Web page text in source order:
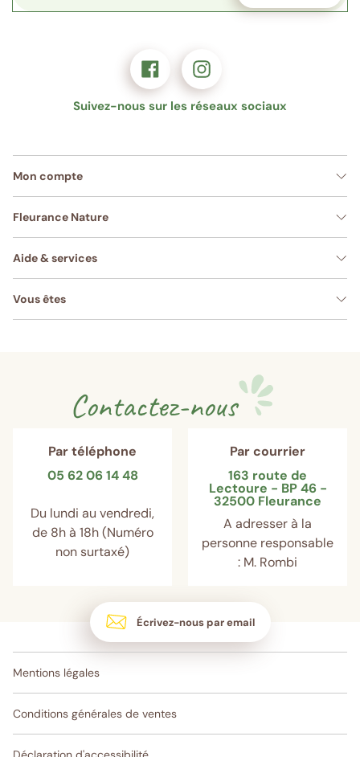
Suivez-nous sur les réseaux sociaux
Mon compte
Fleurance Nature
Aide & services
Vous êtes
Contactez-nous
Par téléphone
05 62 06 14 48
Du lundi au vendredi,
de 8h à 18h (Numéro
non surtaxé)
Par courrier
163 route de
Lectoure - BP 46 -
32500 Fleurance
A adresser à la
personne responsable
: M. Rombi
Écrivez-nous par email
Mentions légales
Conditions générales de ventes